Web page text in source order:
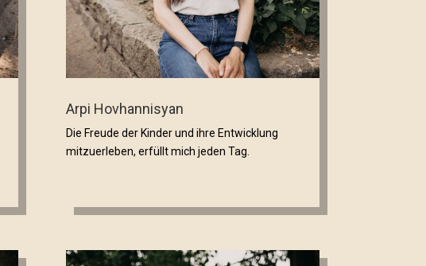
Arpi Hovhannisyan
Die Freude der Kinder und ihre Entwicklung
mitzuerleben, erfüllt mich jeden Tag.